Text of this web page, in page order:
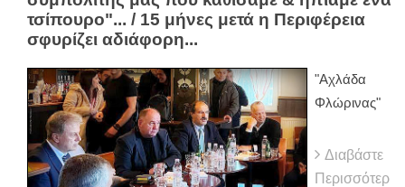
τσίπουρο"... / 15 μήνες μετά η Περιφέρεια
σφυρίζει αδιάφορη...
"Αχλάδα
Φλώρινας"
Διαβάστε
Περισσότερ